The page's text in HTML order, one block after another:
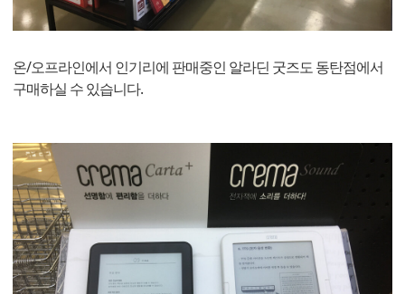
온/오프라인에서 인기리에 판매중인 알라딘 굿즈도 동탄점에서
구매하실 수 있습니다.